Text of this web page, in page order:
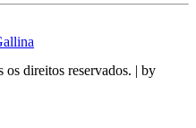
direitos reservados. | by